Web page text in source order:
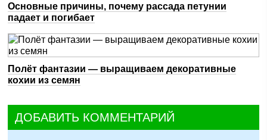
Основные причины, почему рассада петунии
падает и погибает
Полёт фантазии — выращиваем декоративные
кохии из семян
ДОБАВИТЬ КОММЕНТАРИЙ